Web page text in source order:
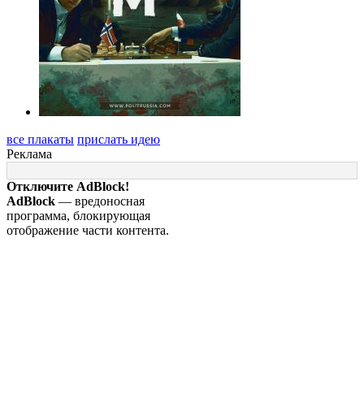
все плакаты прислать идею
Реклама
Отключите AdBlock!
AdBlock — вредоносная
программа, блокирующая
отображение части контента.